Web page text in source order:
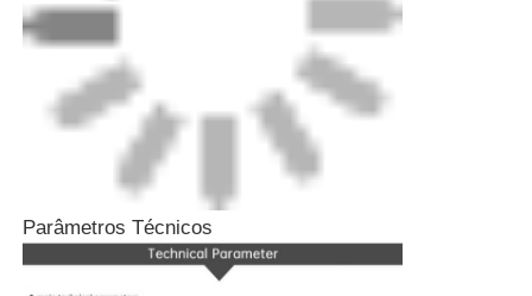
Máquina de marcação a laser de CO2
Máquina de marcação a laser UV
Impressora a jato de tinta
Cartuchos de tinta industriais
Parâmetros Técnicos